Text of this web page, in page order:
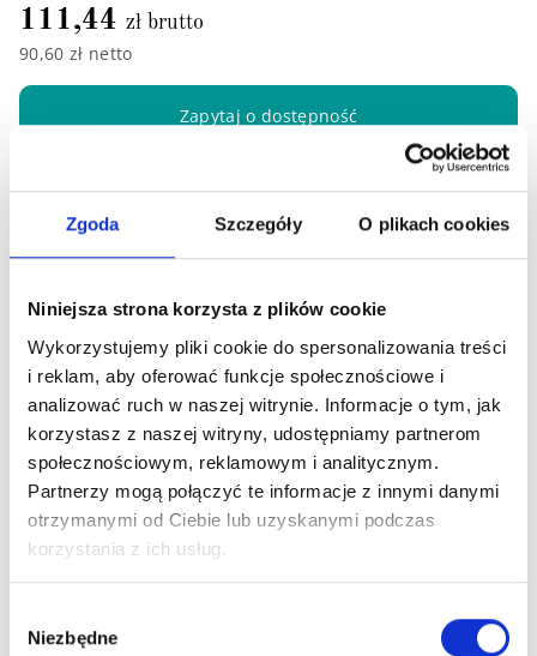
Zgoda Szczegóły O plikach cookies
Niniejsza strona korzysta z plików cookie
Wykorzystujemy pliki cookie do spersonalizowania treści
i reklam, aby oferować funkcje społecznościowe i
analizować ruch w naszej witrynie. Informacje o tym, jak
korzystasz z naszej witryny, udostępniamy partnerom
społecznościowym, reklamowym i analitycznym.
Partnerzy mogą połączyć te informacje z innymi danymi
otrzymanymi od Ciebie lub uzyskanymi podczas
korzystania z ich usług.
zgody
Niezbędne
111,44 zł brutto
90,60 zł netto
Zapytaj o dostępność